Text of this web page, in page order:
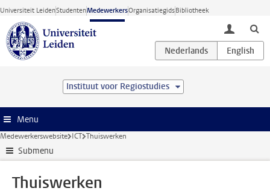
Ga direct naar de inhoud
Universiteit LeidenStudentenMedewerkersOrganisatiegidsBibliotheek
toggle
Instituut voor Regiostudies
Menu
Medewerkerswebsite ICT Thuiswerken
Submenu
Thuiswerken